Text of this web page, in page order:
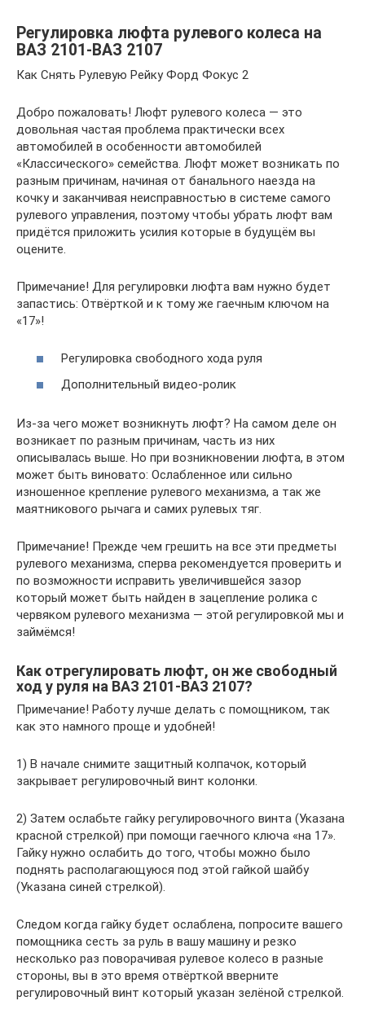
Регулировка люфта рулевого колеса на
ВАЗ 2101-ВАЗ 2107
Как Снять Рулевую Рейку Форд Фокус 2
Добро пожаловать! Люфт рулевого колеса — это
довольная частая проблема практически всех
автомобилей в особенности автомобилей
«Классического» семейства. Люфт может возникать по
разным причинам, начиная от банального наезда на
кочку и заканчивая неисправностью в системе самого
рулевого управления, поэтому чтобы убрать люфт вам
придётся приложить усилия которые в будущём вы
оцените.
Примечание! Для регулировки люфта вам нужно будет
запастись: Отвёрткой и к тому же гаечным ключом на
«17»!
Регулировка свободного хода руля
Дополнительный видео-ролик
Из-за чего может возникнуть люфт? На самом деле он
возникает по разным причинам, часть из них
описывалась выше. Но при возникновении люфта, в этом
может быть виновато: Ослабленное или сильно
изношенное крепление рулевого механизма, а так же
маятникового рычага и самих рулевых тяг.
Примечание! Прежде чем грешить на все эти предметы
рулевого механизма, сперва рекомендуется проверить и
по возможности исправить увеличившейся зазор
который может быть найден в зацепление ролика с
червяком рулевого механизма — этой регулировкой мы и
займёмся!
Как отрегулировать люфт, он же свободный
ход у руля на ВАЗ 2101-ВАЗ 2107?
Примечание! Работу лучше делать с помощником, так
как это намного проще и удобней!
1) В начале снимите защитный колпачок, который
закрывает регулировочный винт колонки.
2) Затем ослабьте гайку регулировочного винта (Указана
красной стрелкой) при помощи гаечного ключа «на 17».
Гайку нужно ослабить до того, чтобы можно было
поднять располагающуюся под этой гайкой шайбу
(Указана синей стрелкой).
Следом когда гайку будет ослаблена, попросите вашего
помощника сесть за руль в вашу машину и резко
несколько раз поворачивая рулевое колесо в разные
стороны, вы в это время отвёрткой вверните
регулировочный винт который указан зелёной стрелкой.